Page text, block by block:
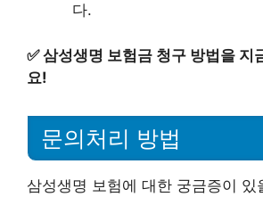
다.
✅삼성생명 보험금 청구 방법을 지
요!
문의처리 방법
삼성생명 보험에 대한 궁금증이 있